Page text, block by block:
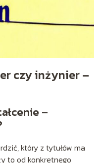
czy inżynier –
–
który z tytułów ma
to od konkretnego